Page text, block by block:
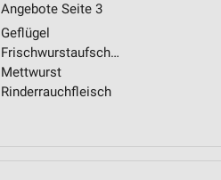
Angebote Seite 3
Geflügel
Frischwurstaufschnitt
Mettwurst
Rinderrauchfleisch